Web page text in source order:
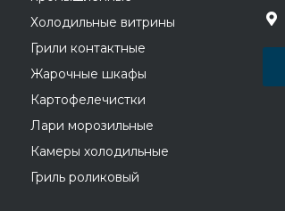
Холодильные витрины
Грили контактные
Жарочные шкафы
Картофелечистки
Лари морозильные
Камеры холодильные
Гриль роликовый